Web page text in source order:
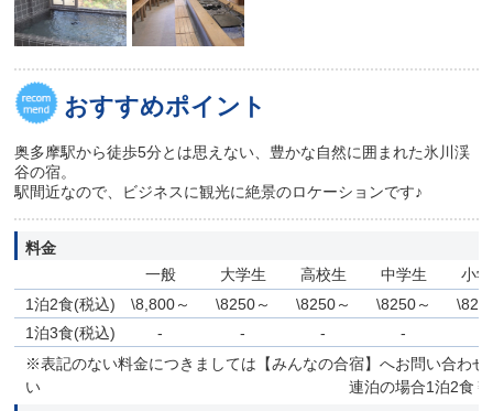
おすすめポイント
奥多摩駅から徒歩5分とは思えない、豊かな自然に囲まれた氷川渓
谷の宿。
駅間近なので、ビジネスに観光に絶景のロケーションです♪
料金
一般
大学生 高校生 中学生
小
1泊2食(税込)
\8,800～ \8250～ \8250～ \8250～
1泊3食(税込)
- - - -
※表記のない料金につきましては【みんなの合宿】へお問い合わせ
い 連泊の場合1泊2食￥